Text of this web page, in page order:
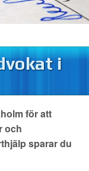
i
för att
och
sparar du